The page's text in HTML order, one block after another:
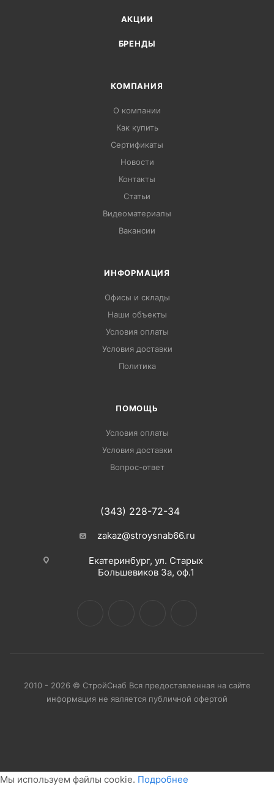
АКЦИИ
БРЕНДЫ
КОМПАНИЯ
О компании
Как купить
Сертификаты
Новости
Контакты
Статьи
Видеоматериалы
Вакансии
ИНФОРМАЦИЯ
Офисы и склады
Наши объекты
Условия оплаты
Условия доставки
Политика
ПОМОЩЬ
Условия оплаты
Условия доставки
Вопрос-ответ
(343) 228-72-34
zakaz@stroysnab66.ru
Екатеринбург, ул. Старых
Большевиков 3а, оф.1
2010 - 2026 © СтройСнаб Вся предоставленная на сайте
информация не является публичной офертой
Мы используем файлы cookie. Подробнее